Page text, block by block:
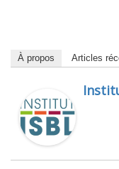
À propos Articles